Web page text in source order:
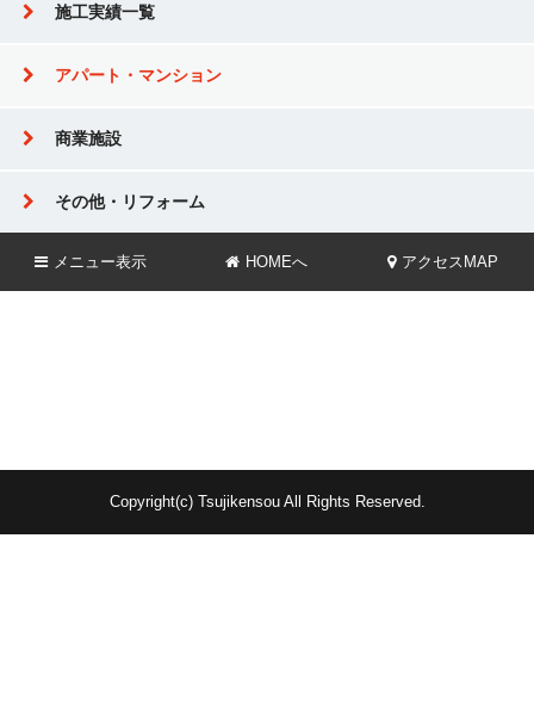
施工実績一覧
アパート・マンション
商業施設
その他・リフォーム
メニュー表示 HOMEへ アクセスMAP
Copyright(c) Tsujikensou All Rights Reserved.